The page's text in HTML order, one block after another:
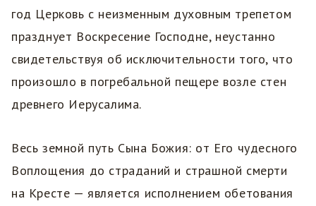
год Церковь с неизменным духовным трепетом
празднует Воскресение Господне, неустанно
свидетельствуя об исключительности того, что
произошло в погребальной пещере возле стен
древнего Иерусалима.
Весь земной путь Сына Божия: от Его чудесного
Воплощения до страданий и страшной смерти
на Кресте — является исполнением обетования